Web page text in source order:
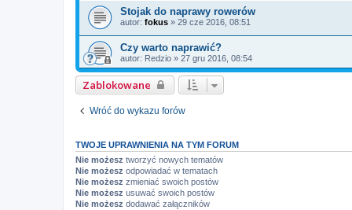
Stojak do naprawy rowerów
autor: fokus » 29 cze 2016, 08:51
Czy warto naprawić?
autor: Redzio » 27 gru 2016, 08:54
Zablokowane
Wróć do wykazu forów
TWOJE UPRAWNIENIA NA TYM FORUM
Nie możesz tworzyć nowych tematów
Nie możesz odpowiadać w tematach
Nie możesz zmieniać swoich postów
Nie możesz usuwać swoich postów
Nie możesz dodawać załączników